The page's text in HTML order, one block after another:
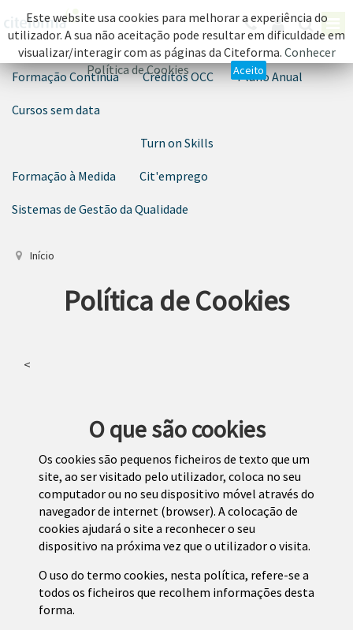
Formação Contínua Créditos OCC Plano Anual
Cursos sem data
Turn on Skills
Formação à Medida Cit'emprego
Sistemas de Gestão da Qualidade
Início
Política de Cookies
<
O que são cookies
Os cookies são pequenos ficheiros de texto que um
site, ao ser visitado pelo utilizador, coloca no seu
computador ou no seu dispositivo móvel através do
navegador de internet (browser). A colocação de
cookies ajudará o site a reconhecer o seu
dispositivo na próxima vez que o utilizador o visita.
O uso do termo cookies, nesta política, refere-se a
todos os ficheiros que recolhem informações desta
forma.
Este website usa cookies para melhorar a experiência do
utilizador. A sua não aceitação pode resultar em dificuldade em
visualizar/interagir com as páginas da Citeforma. Conhecer
Política de Cookies
Aceito